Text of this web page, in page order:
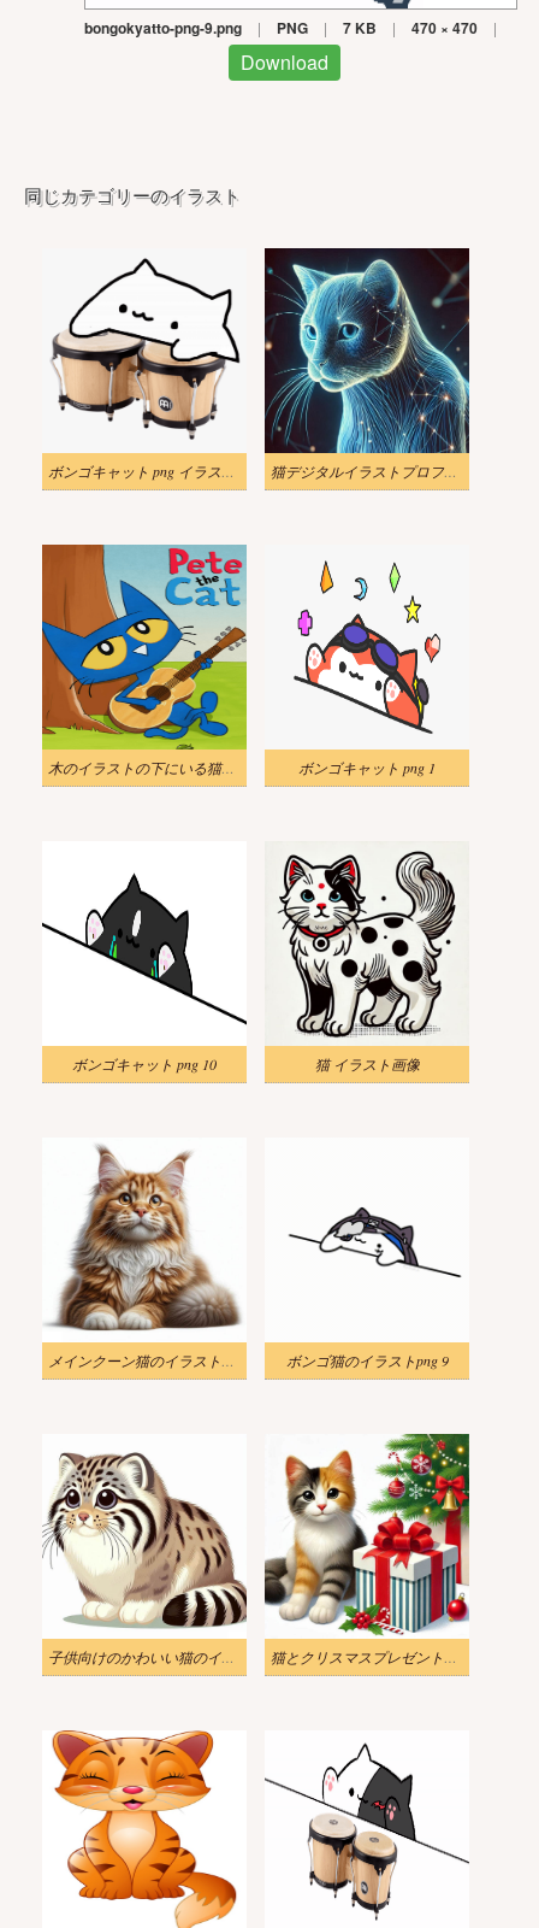
bongokyatto-png-9.png | PNG | 7 KB | 470 × 470 |
Download
同じカテゴリーのイラスト
ボンゴキャット png イラスト 3 猫デジタルイラストプロフィール
木のイラストの下にいる猫のピート ボンゴキャット png 1
ボンゴキャット png 10 猫 イラスト画像
メインクーン猫のイラスト無料 ボンゴ猫のイラストpng 9
子供向けのかわいい猫のイラスト 猫とクリスマスプレゼントのイラスト